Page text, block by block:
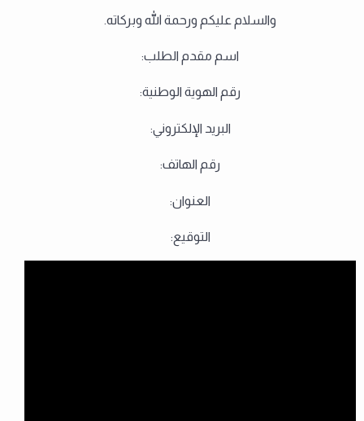
والسلام عليكم ورحمة الله وبركاته.
اسم مقدم الطلب:
رقم الهوية الوطنية:
البريد الإلكتروني:
رقم الهاتف:
العنوان:
التوقيع: